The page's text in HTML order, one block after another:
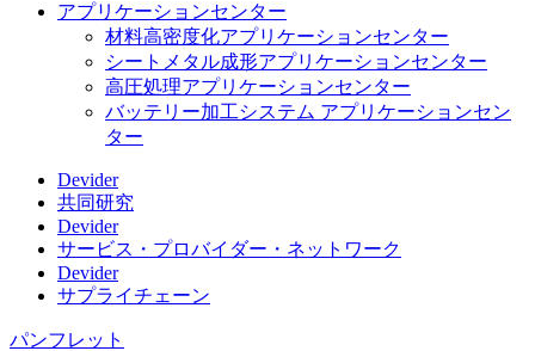
アプリケーションセンター
材料高密度化アプリケーションセンター
シートメタル成形アプリケーションセンター
高圧処理アプリケーションセンター
バッテリー加工システム アプリケーションセン
ター
Devider
共同研究
Devider
サービス・プロバイダー・ネットワーク
Devider
サプライチェーン
パンフレット